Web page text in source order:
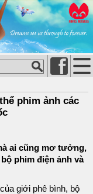
phim ảnh các
ai cũng mơ tưởng,
phim điện ảnh và
giới phê bình, bộ